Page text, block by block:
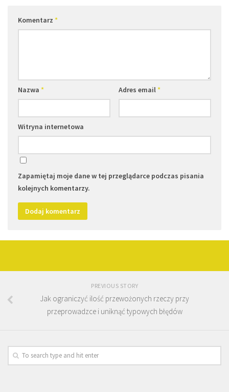
Komentarz *
Nazwa * Adres email*
Witryna internetowa
Zapamiętaj moje dane w tej przeglądarce podczas pisania
kolejnych komentarzy.
PREVIOUS STORY
Jak ograniczyć ilość przewożonych rzeczy przy
przeprowadzce i uniknąć typowych błędów